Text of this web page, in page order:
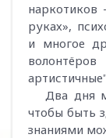
наркотиков
руках»,
и многое
Два дня
чтобы быть
знаниями